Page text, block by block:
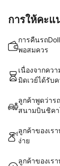
การให้คะ
การคืนรถ
พอสมควร
เนื่องจากคว
มิดเวย์ได้รับ
ลูกค้าพูดว่าร
สนามบินชิคา
ลูกค้าของเร
ง่าย
ลูกค้าของเร